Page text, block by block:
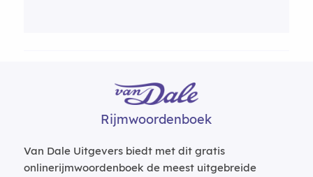
Rijmwoordenboek
Van Dale Uitgevers biedt met dit gratis
onlinerijmwoordenboek de meest uitgebreide